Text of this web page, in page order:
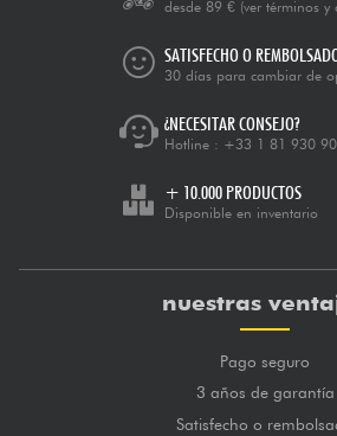
desde 89 € (ver términos y
SATISFECHO O
30 días para cambiar de
¿NECESITAR CONSEJO?
Hotline : +33 1 81 930
+ 10.000 PRODUCTOS
Disponible en inventario
nuestras
Pago seguro
3 años de garantía
Satisfecho o